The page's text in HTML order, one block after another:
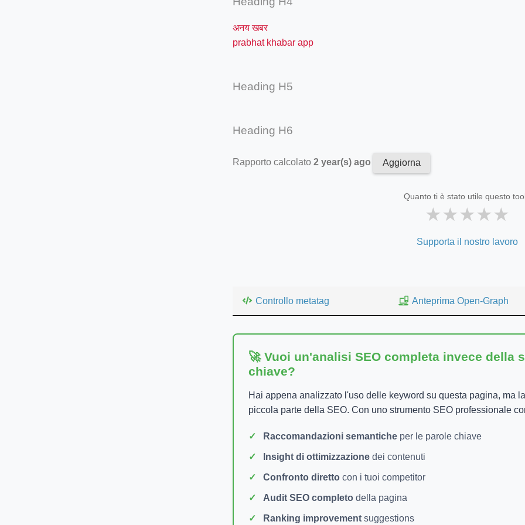
अनय खबर
prabhat khabar app
Heading H5
Heading H6
Rapporto calcolato 2 year(s) ago Aggiorna
Quanto ti è stato utile questo
★★★★★
Supporta il nostro lavoro
Controllo metatag Anteprima Open-Graph
🚀 Vuoi un'analisi SEO completa invece della
chiave?
Hai appena analizzato l'uso delle keyword su questa pagina, ma
piccola parte della SEO. Con uno strumento SEO professionale
Raccomandazioni semantiche per le parole chiave
Insight di ottimizzazione dei contenuti
Confronto diretto con i tuoi competitor
Audit SEO completo della pagina
Ranking improvement suggestions